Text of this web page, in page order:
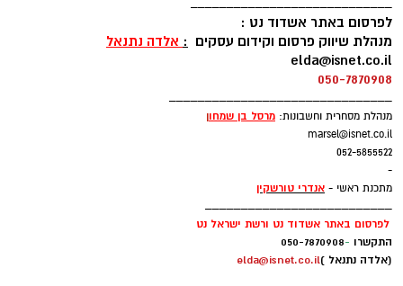
____________________________
לפרסום באתר אשדוד נט :
מנהלת שיווק פרסום וקידום עסקים : אלדה נתנאל
elda@isnet.co.il
050-7870908
_______________________________
מנהלת מסחרית וחשבונות: מרסל בן שמחון
marsel@isnet.co.il
052-5855522
-
מתכנת ראשי - אנדרי טורשקין
__________________________
לפרסום באתר אשדוד נט ורשת ישראל נט
התקשרו -
050-7870908
(אלדה נתנאל )elda@isnet.co.il